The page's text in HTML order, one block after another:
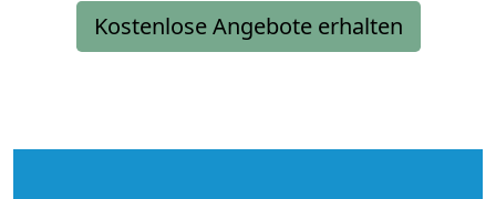
Kostenlose Angebote erhalten